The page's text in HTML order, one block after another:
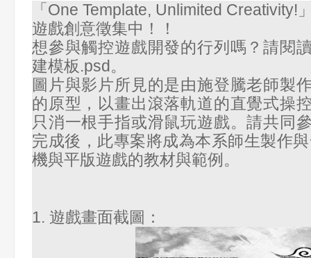
「One Template, Unlimited Creativity!
遊戲創意徵集中！！
想參與觸控遊戲開發的行列嗎？請閱
建模板.psd。
圖片與影片所見的是由施登騰老師製
的原型，以畫出滾落軌道的直覺式操
只消一根手指或滑鼠玩遊戲。請共同
完成後，此專案將成為本系師生製作
機與平版遊戲的教材與範例。
1. 遊戲畫面截圖：